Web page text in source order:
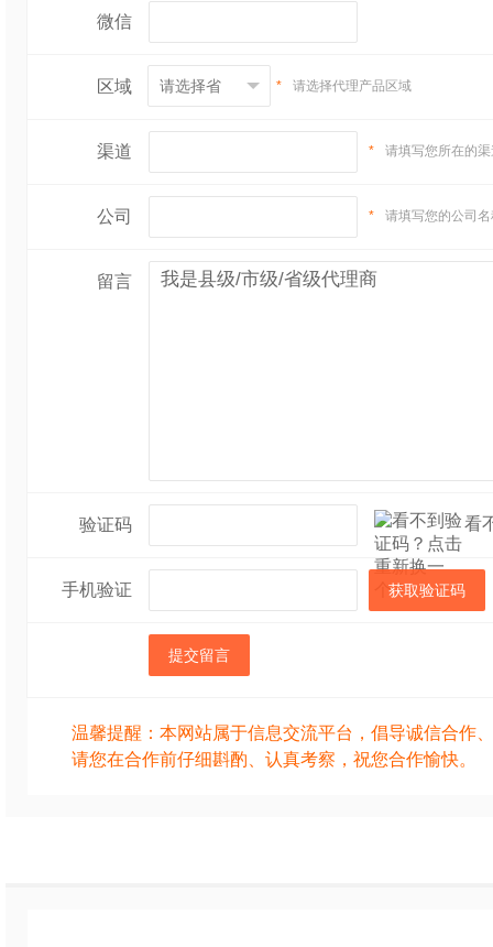
微信
区域 * 请选择代理产品区域
渠道 * 请填写您所在的
公司 * 请填写您的公司
留言
验证码 看
手机验证 获取验证码
提交留言
温馨提醒：本网站属于信息交流平台，倡导诚信合作
请您在合作前仔细斟酌、认真考察，祝您合作愉快。